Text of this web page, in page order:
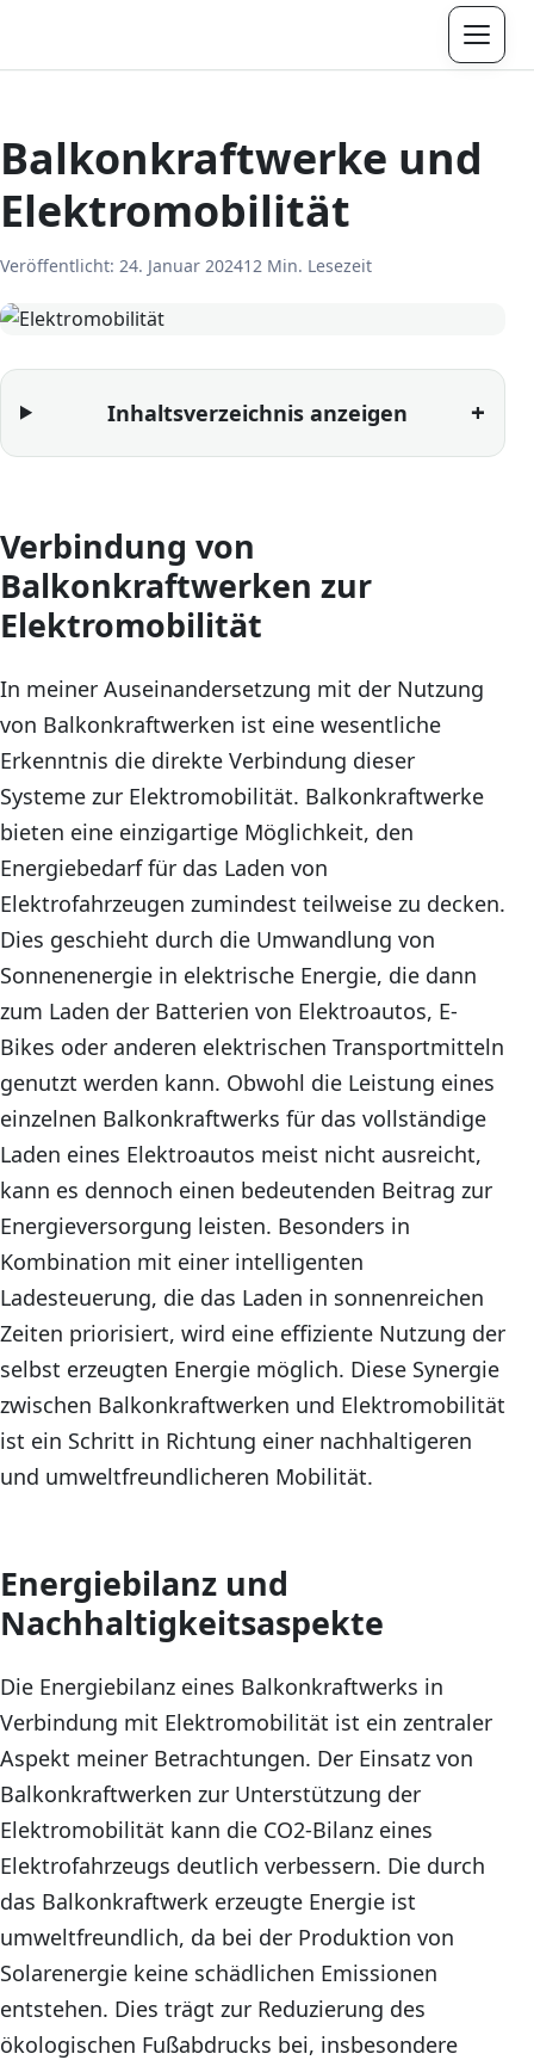
Menü
Balkonkraftwerke und
Elektromobilität
Veröffentlicht: 24. Januar 202412 Min. Lesezeit
Inhaltsverzeichnis anzeigen
Verbindung von
Balkonkraftwerken zur
Elektromobilität
In meiner Auseinandersetzung mit der Nutzung
von Balkonkraftwerken ist eine wesentliche
Erkenntnis die direkte Verbindung dieser
Systeme zur Elektromobilität. Balkonkraftwerke
bieten eine einzigartige Möglichkeit, den
Energiebedarf für das Laden von
Elektrofahrzeugen zumindest teilweise zu decken.
Dies geschieht durch die Umwandlung von
Sonnenenergie in elektrische Energie, die dann
zum Laden der Batterien von Elektroautos, E-
Bikes oder anderen elektrischen Transportmitteln
genutzt werden kann. Obwohl die Leistung eines
einzelnen Balkonkraftwerks für das vollständige
Laden eines Elektroautos meist nicht ausreicht,
kann es dennoch einen bedeutenden Beitrag zur
Energieversorgung leisten. Besonders in
Kombination mit einer intelligenten
Ladesteuerung, die das Laden in sonnenreichen
Zeiten priorisiert, wird eine effiziente Nutzung der
selbst erzeugten Energie möglich. Diese Synergie
zwischen Balkonkraftwerken und Elektromobilität
ist ein Schritt in Richtung einer nachhaltigeren
und umweltfreundlicheren Mobilität.
Energiebilanz und
Nachhaltigkeitsaspekte
Die Energiebilanz eines Balkonkraftwerks in
Verbindung mit Elektromobilität ist ein zentraler
Aspekt meiner Betrachtungen. Der Einsatz von
Balkonkraftwerken zur Unterstützung der
Elektromobilität kann die CO2-Bilanz eines
Elektrofahrzeugs deutlich verbessern. Die durch
das Balkonkraftwerk erzeugte Energie ist
umweltfreundlich, da bei der Produktion von
Solarenergie keine schädlichen Emissionen
entstehen. Dies trägt zur Reduzierung des
ökologischen Fußabdrucks bei, insbesondere